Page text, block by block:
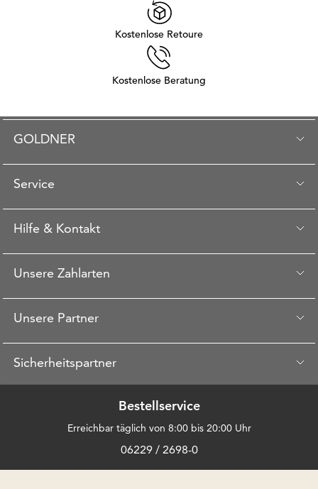
Kostenlose Retoure
Kostenlose Beratung
GOLDNER
Service
Hilfe & Kontakt
Unsere Zahlarten
Unsere Partner
Sicherheitspartner
Bestellservice
Erreichbar täglich von 8:00 bis 20:00 Uhr
06229 / 2698-0